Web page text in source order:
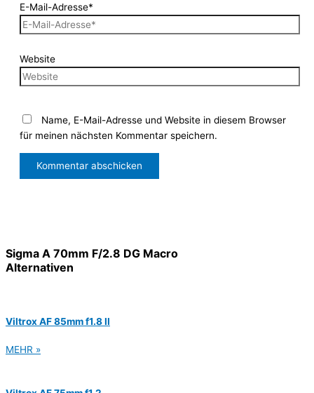
E-Mail-Adresse*
Website
Name, E-Mail-Adresse und Website in diesem Browser
für meinen nächsten Kommentar speichern.
Sigma A 70mm F/2.8 DG Macro
Alternativen
Viltrox AF 85mm f1.8 II
MEHR »